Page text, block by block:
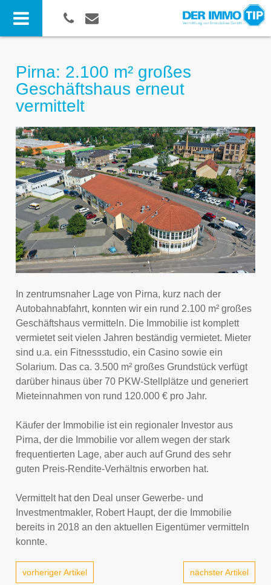
Pirna: 2.100 m² großes
Geschäftshaus erneut
vermittelt
In zentrumsnaher Lage von Pirna, kurz nach der
Autobahnabfahrt, konnten wir ein rund 2.100 m² großes
Geschäftshaus vermitteln. Die Immobilie ist komplett
vermietet seit vielen Jahren beständig vermietet. Mieter
sind u.a. ein Fitnessstudio, ein Casino sowie ein
Solarium. Das ca. 3.500 m² großes Grundstück verfügt
darüber hinaus über 70 PKW-Stellplätze und generiert
Mieteinnahmen von rund 120.000 € pro Jahr.
Käufer der Immobilie ist ein regionaler Investor aus
Pirna, der die Immobilie vor allem wegen der stark
frequentierten Lage, aber auch auf Grund des sehr
guten Preis-Rendite-Verhältnis erworben hat.
Vermittelt hat den Deal unser Gewerbe- und
Investmentmakler, Robert Haupt, der die Immobilie
bereits in 2018 an den aktuellen Eigentümer vermitteln
konnte.
vorheriger Artikel nächster Artikel